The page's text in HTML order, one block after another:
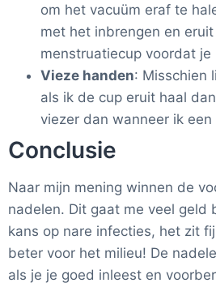
om het vacuüm eraf te
met het inbrengen en
menstruatiecup voordat
Vieze handen: Misschien
als ik de cup eruit haal
viezer dan wanneer ik
Conclusie
Naar mijn mening winnen de
nadelen. Dit gaat me veel geld
kans op nare infecties, het zit
beter voor het milieu! De
als je je goed inleest en